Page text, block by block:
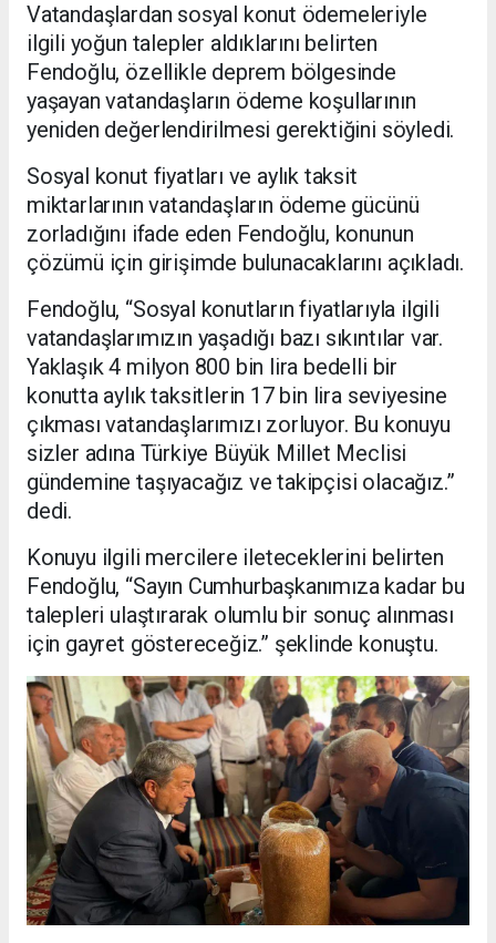
Vatandaşlardan sosyal konut ödemeleriyle
ilgili yoğun talepler aldıklarını belirten
Fendoğlu, özellikle deprem bölgesinde
yaşayan vatandaşların ödeme koşullarının
yeniden değerlendirilmesi gerektiğini söyledi.
Sosyal konut fiyatları ve aylık taksit
miktarlarının vatandaşların ödeme gücünü
zorladığını ifade eden Fendoğlu, konunun
çözümü için girişimde bulunacaklarını açıkladı.
Fendoğlu, “Sosyal konutların fiyatlarıyla ilgili
vatandaşlarımızın yaşadığı bazı sıkıntılar var.
Yaklaşık 4 milyon 800 bin lira bedelli bir
konutta aylık taksitlerin 17 bin lira seviyesine
çıkması vatandaşlarımızı zorluyor. Bu konuyu
sizler adına Türkiye Büyük Millet Meclisi
gündemine taşıyacağız ve takipçisi olacağız.”
dedi.
Konuyu ilgili mercilere ileteceklerini belirten
Fendoğlu, “Sayın Cumhurbaşkanımıza kadar bu
talepleri ulaştırarak olumlu bir sonuç alınması
için gayret göstereceğiz.” şeklinde konuştu.